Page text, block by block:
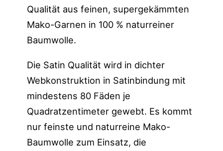
Qualität aus feinen, supergekämmten
Mako-Garnen in 100 % naturreiner
Baumwolle.
Die Satin Qualität wird in dichter
Webkonstruktion in Satinbindung mit
mindestens 80 Fäden je
Quadratzentimeter gewebt. Es kommt
nur feinste und naturreine Mako-
Baumwolle zum Einsatz, die